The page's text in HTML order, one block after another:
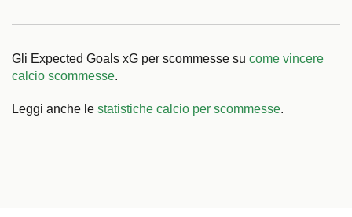
Gli Expected Goals xG per scommesse su come vincere
calcio scommesse.
Leggi anche le statistiche calcio per scommesse.